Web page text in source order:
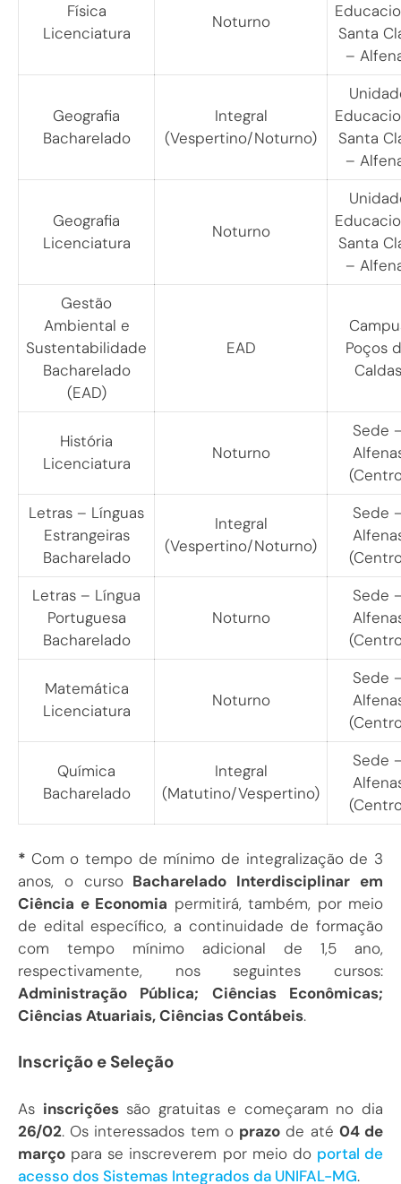
Física
Licenciatura
Noturno
Santa
–
Geografia
Bacharelado
Integral
(Vespertino/Noturno)
Santa
–
Geografia
Licenciatura
Noturno
Santa
–
Gestão
Ambiental e
Sustentabilidade
Bacharelado
(EAD)
EAD
Poços
Caldas
História
Licenciatura
Noturno
Sede
Letras – Línguas
Estrangeiras
Bacharelado
Integral
(Vespertino/Noturno)
Sede
Letras – Língua
Portuguesa
Bacharelado
Noturno
Sede
Matemática
Licenciatura
Noturno
Sede
Química
Bacharelado
Integral
(Matutino/Vespertino)
Sede
* Com o tempo de mínimo de integralização de 3
anos, o cursoBacharelado Interdisciplinar em
Ciência e Economia permitirá, também, por meio
de edital específico, a continuidade de formação
com tempo mínimo adicional de 1,5 ano,
respectivamente, nos seguintes cursos:
Administração Pública; Ciências Econômicas;
Ciências Atuariais, Ciências Contábeis.
Inscrição e Seleção
As inscriçõessão gratuitas e começaram no dia
26/02. Os interessados tem o prazo de até 04 de
março para se inscreverem por meio do portal de
acesso dos Sistemas Integrados da UNIFAL-MG.